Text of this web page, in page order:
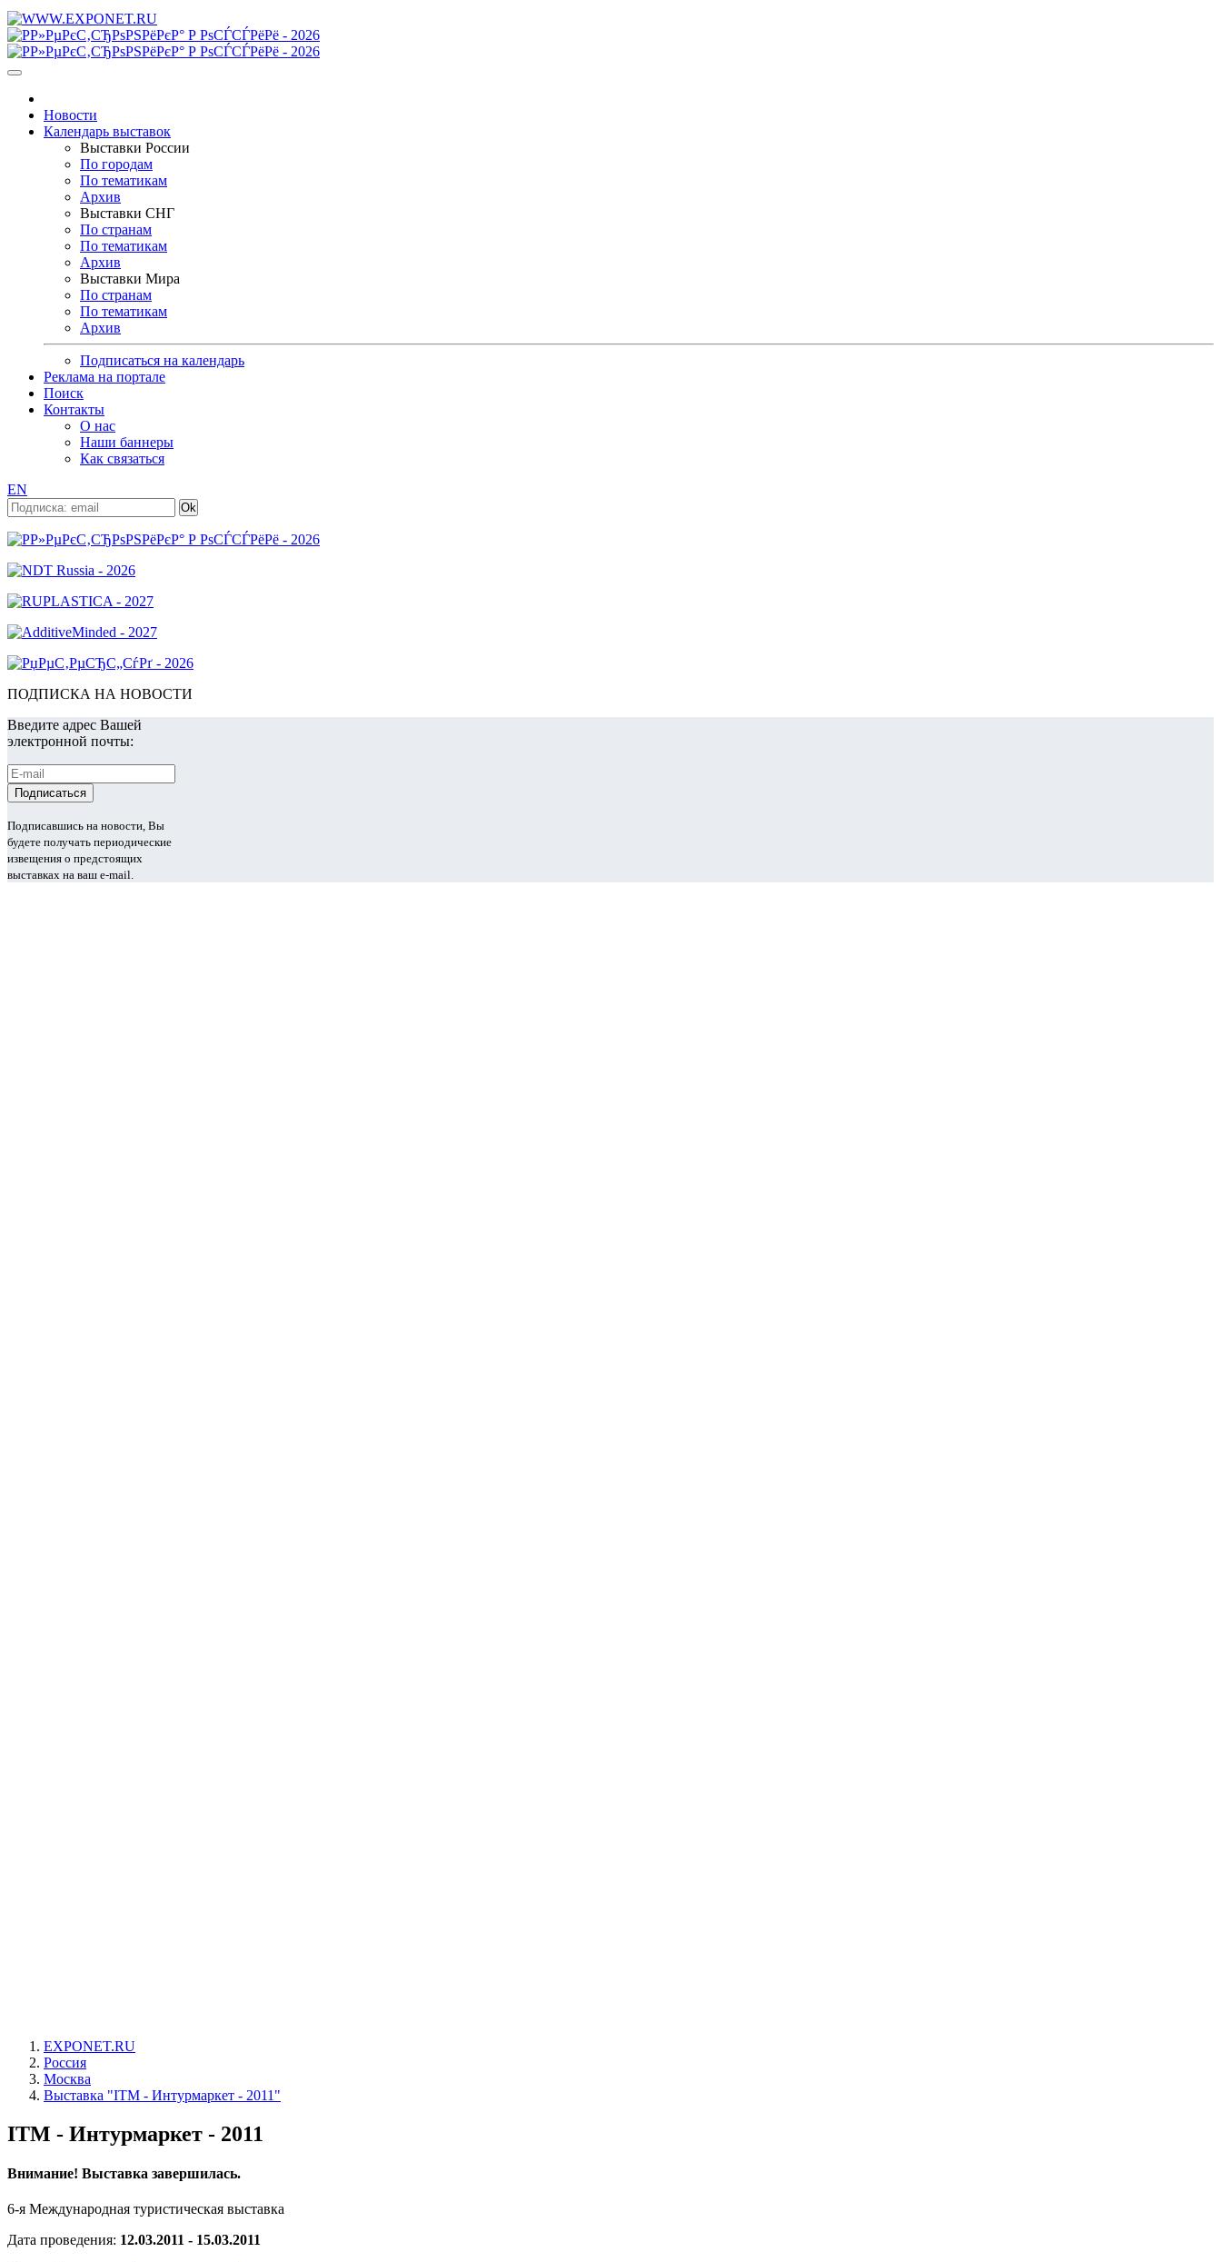
Новости
Календарь выставок
Выставки России
По городам
По тематикам
Архив
Выставки СНГ
По странам
По тематикам
Архив
Выставки Мира
По странам
По тематикам
Архив
Подписаться на календарь
Реклама на портале
Поиск
Контакты
О нас
Наши баннеры
Как связаться
EN
ПОДПИСКА НА НОВОСТИ
Введите адрес Вашей
электронной почты:
Подписавшись на новости, Вы
будете получать периодические
извещения о предстоящих
выставках на ваш e-mail.
EXPONET.RU
Россия
Москва
Выставка "ITM - Интурмаркет - 2011"
ITM - Интурмаркет - 2011
Внимание! Выставка завершилась.
6-я Международная туристическая выставка
Дата проведения: 12.03.2011 - 15.03.2011